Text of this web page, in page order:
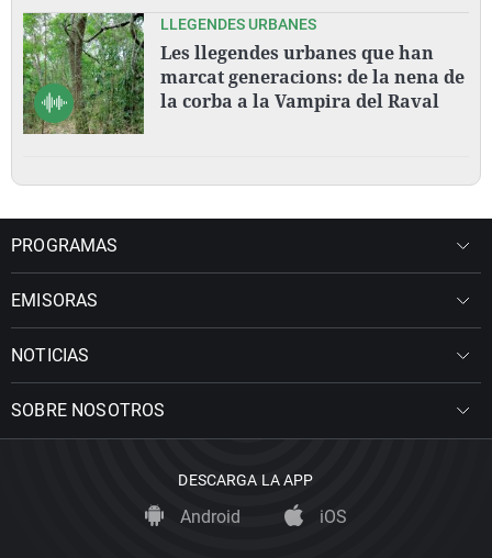
LLEGENDES URBANES
Les llegendes urbanes que han
marcat generacions: de la nena de
la corba a la Vampira del Raval
PROGRAMAS
EMISORAS
NOTICIAS
SOBRE NOSOTROS
DESCARGA LA APP
Android iOS